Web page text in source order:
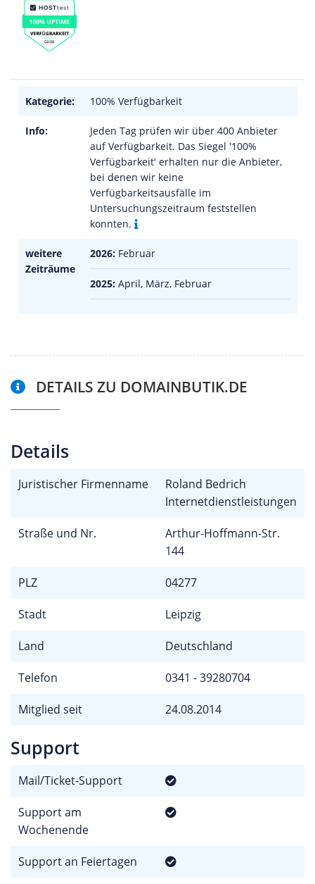
Kategorie: 100% Verfügbarkeit
Info:
Jeden Tag prüfen wir über 400 Anbieter
auf Verfügbarkeit. Das Siegel '100%
Verfügbarkeit' erhalten nur die Anbieter,
bei denen wir keine
Verfügbarkeitsausfälle im
Untersuchungszeitraum feststellen
konnten.
weitere
Zeiträume
2026: Februar
2025: April, März, Februar
DETAILS ZU DOMAINBUTIK.DE
Details
Juristischer Firmenname
Roland Bedrich
Internetdienstleistungen
Straße und Nr.
Arthur-Hoffmann-Str.
144
PLZ 04277
Stadt Leipzig
Land Deutschland
Telefon 0341 - 39280704
Mitglied seit 24.08.2014
Support
Mail/Ticket-Support
Support am
Wochenende
Support an Feiertagen